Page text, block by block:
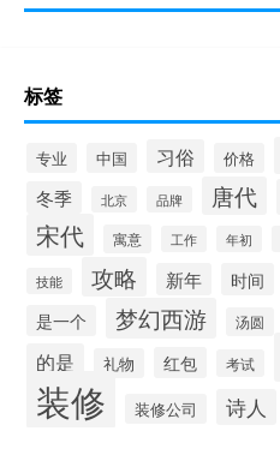
标签
专业 中国 习俗 价格
冬季 北京 品牌 唐代
宋代 寓意 工作 年初
技能 攻略 新年 时间
是一个 梦幻西游 汤圆
的是 礼物 红包 考试
装修 装修公司 诗人